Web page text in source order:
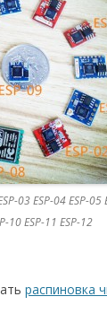
03 ESP-04 ESP-05
10 ESP-11 ESP-12
распиновка